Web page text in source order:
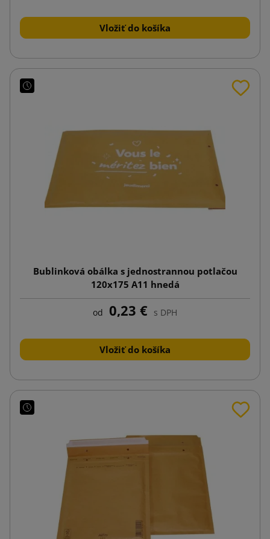
Vložiť do košíka
Bublinková obálka s jednostrannou potlačou
120x175 A11 hnedá
od 0,23 € s DPH
Vložiť do košíka